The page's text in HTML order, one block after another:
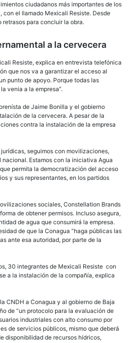
ciudadanos más importantes de los
con el llamado Mexicali Resiste. Desde
retrasos para concluir la obra.
a la cervecera
Resiste, explica en entrevista telefónica
que nos va a garantizar el acceso al
punto de apoyo. Porque todas las
venia a la empresa”.
de Jaime Bonilla y el gobierno
de la cervecera. A pesar de la
contra la instalación de la empresa
seguimos con movilizaciones,
Estamos con la iniciativa Agua
permita la democratización del acceso
y sus representantes, en los partidos
sociales, Constellation Brands
de obtener permisos. Incluso asegura,
de agua que consumirá la empresa.
de que la Conagua “haga públicas las
ante esa autoridad, por parte de la
30 integrantes de Mexicali Resiste con
a la instalación de la compañía, explica
CNDH a Conagua y al gobierno de Baja
de “un protocolo para la evaluación de
industriales con alto consumo por
de servicios públicos, mismo que deberá
disponibilidad de recursos hídricos,